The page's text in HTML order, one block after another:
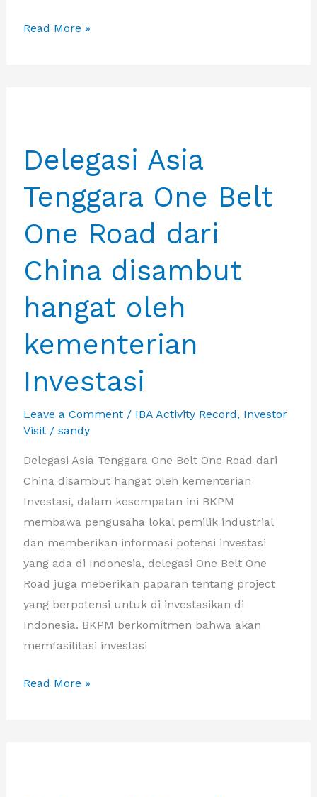
Ketua
Indonesia
(ALFI)
Dan
Komersial
Krakataul
Steel
(Persero)
beserta
jajaran
menerima
dan
delegasi
One
Belt
One
Road
di
gedung
kantar
Krakatau
Steel
Read More »
Delegasi Asia
Tenggara One Belt
One Road dari
China disambut
hangat oleh
kementerian
Investasi
Leave a Comment / IBA Activity Record, Investor
Visit/ sandy
Delegasi Asia Tenggara One Belt One Road dari
China disambut hangat oleh kementerian
Investasi, dalam kesempatan ini BKPM
membawa pengusaha lokal pemilik industrial
dan memberikan informasi potensi investasi
yang ada di Indonesia, delegasi One Belt One
Road juga meberikan paparan tentang project
yang berpotensi untuk di investasikan di
Indonesia. BKPM berkomitmen bahwa akan
memfasilitasi investasi
Delegasi
Read More »